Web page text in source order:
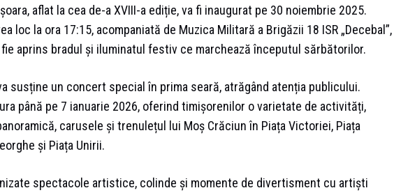
aflat la cea de-a XVIII-a ediție, va fi inaugurat pe 30 noiembrie 2025.
loc la ora 17:15, acompaniată de Muzica Militară a Brigăzii 18 ISR „Decebal”,
fie aprins bradul și iluminatul festiv ce marchează începutul sărbătorilor.
susține un concert special în prima seară, atrăgând atenția publicului.
până pe 7 ianuarie 2026, oferind timișorenilor o varietate de activități,
carusele și trenulețul lui Moș Crăciun în Piața Victoriei, Piața
și Piața Unirii.
spectacole artistice, colinde și momente de divertisment cu artiști